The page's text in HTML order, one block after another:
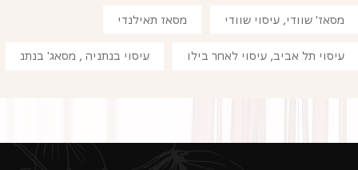
מסאז' שוודי, עיסוי שוודי מסאז תאילנדי
עיסוי תל אביב, עיסוי לאחר בילו עיסוי בנתניה , מסאג' בנתנ